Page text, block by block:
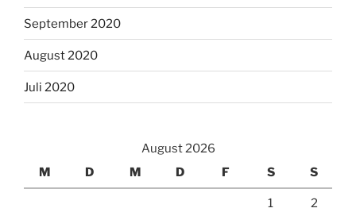
September 2020
August 2020
Juli 2020
August 2026
M
D M D F S S
1 2